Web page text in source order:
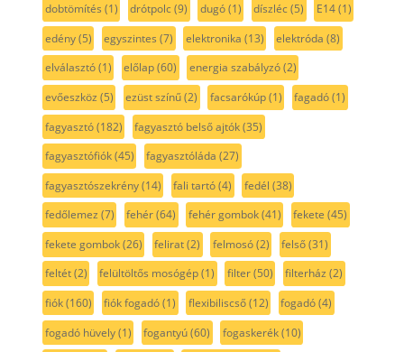
dobtömítés (1) drótpolc(9) dugó(1) díszléc(5) E14(1)
edény(5) egyszintes (7) elektronika (13) elektróda (8)
elválasztó(1) előlap(60) energia szabályzó(2)
evőeszköz (5) ezüst színű(2) facsarókúp(1) fagadó(1)
fagyasztó(182) fagyasztó belső ajtók(35)
fagyasztófiók(45) fagyasztóláda (27)
fagyasztószekrény(14) fali tartó(4) fedél (38)
fedőlemez (7) fehér(64) fehér gombok(41) fekete (45)
fekete gombok(26) felirat(2) felmosó(2) felső(31)
feltét(2) felültöltős mosógép(1) filter(50) filterház (2)
fiók(160) fiók fogadó(1) flexibiliscső(12) fogadó(4)
fogadó hüvely(1) fogantyú(60) fogaskerék(10)